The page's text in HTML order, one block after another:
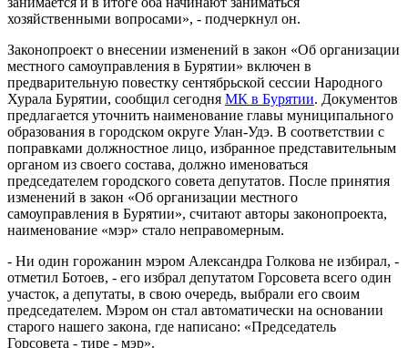
хозяйственными вопросами», - подчеркнул он.
Законопроект о внесении изменений в закон «Об организации
местного самоуправления в Бурятии» включен в
предварительную повестку сентябрьской сессии Народного
Хурала Бурятии, сообщил сегодня МК в Бурятии. Документов
предлагается уточнить наименование главы муниципального
образования в городском округе Улан-Удэ. В соответствии с
поправками должностное лицо, избранное представительным
органом из своего состава, должно именоваться
председателем городского совета депутатов. После принятия
изменений в закон «Об организации местного
самоуправления в Бурятии», считают авторы законопроекта,
наименование «мэр» стало неправомерным.
- Ни один горожанин мэром Александра Голкова не избирал, -
отметил Ботоев, - его избрал депутатом Горсовета всего один
участок, а депутаты, в свою очередь, выбрали его своим
председателем. Мэром он стал автоматически на основании
старого нашего закона, где написано: «Председатель
Горсовета - тире - мэр».